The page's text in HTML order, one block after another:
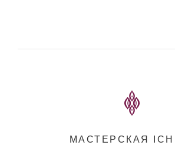
МАСТЕРСКАЯ